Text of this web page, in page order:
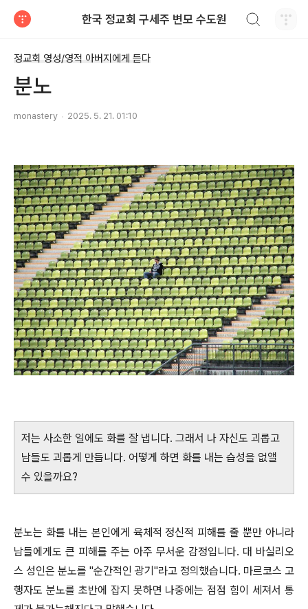
한국 정교회 구세주 변모 수도원
정교회 영성/영적 아버지에게 듣다
분노
monastery 2025. 5. 21. 01:10
저는 사소한 일에도 화를 잘 냅니다. 그래서 나 자신도 괴롭고
남들도 괴롭게 만듭니다. 어떻게 하면 화를 내는 습성을 없앨
수 있을까요?
분노는 화를 내는 본인에게 육체적 정신적 피해를 줄 뿐만 아니라
남들에게도 큰 피해를 주는 아주 무서운 감정입니다. 대 바실리오
스 성인은 분노를 "순간적인 광기"라고 정의했습니다. 마르코스 고
행자도 분노를 초반에 잡지 못하면 나중에는 점점 힘이 세져서 통